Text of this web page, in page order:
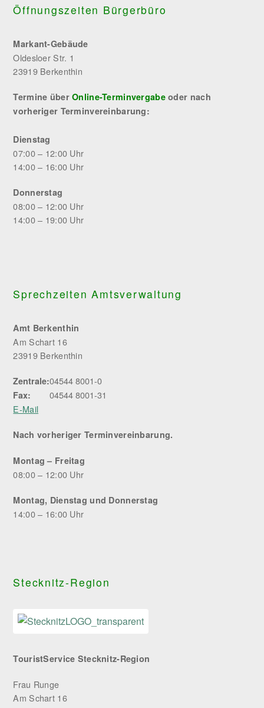
Öffnungszeiten Bürgerbüro
Markant-Gebäude
Oldesloer Str. 1
23919 Berkenthin
Termine überOnline-Terminvergabeoder nach
vorheriger Terminvereinbarung:
Dienstag
07:00 – 12:00 Uhr
14:00 – 16:00 Uhr
Donnerstag
08:00 – 12:00 Uhr
14:00 – 19:00 Uhr
Sprechzeiten Amtsverwaltung
Amt Berkenthin
Am Schart 16
23919 Berkenthin
Zentrale:04544 8001-0
Fax:
04544 8001-31
E-Mail
Nach vorheriger Terminvereinbarung.
Montag – Freitag
08:00 – 12:00 Uhr
Montag, Dienstag und Donnerstag
14:00 – 16:00 Uhr
Stecknitz-Region
TouristService Stecknitz-Region
Frau Runge
Am Schart 16